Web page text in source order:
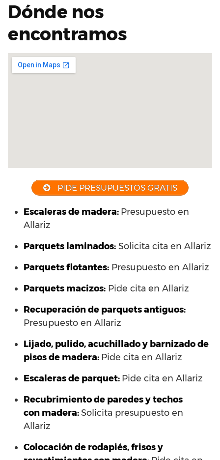
Dónde nos
encontramos
PIDE PRESUPUESTOS GRATIS
Escaleras de madera: Presupuesto en
Allariz
Parquets laminados: Solicita cita en Allariz
Parquets flotantes: Presupuesto en Allariz
Parquets macizos: Pide cita en Allariz
Recuperación de parquets antiguos:
Presupuesto en Allariz
Lijado, pulido, acuchillado y barnizado de
pisos de madera: Pide cita en Allariz
Escaleras de parquet: Pide cita en Allariz
Recubrimiento de paredes y techos
con madera:Solicita presupuesto en
Allariz
Colocación de rodapiés, frisos y